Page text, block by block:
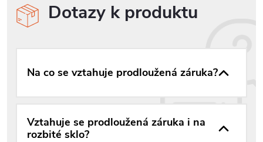
Dotazy k produktu
Na co se vztahuje prodloužená záruka?
Vztahuje se prodloužená záruka i na
rozbité sklo?